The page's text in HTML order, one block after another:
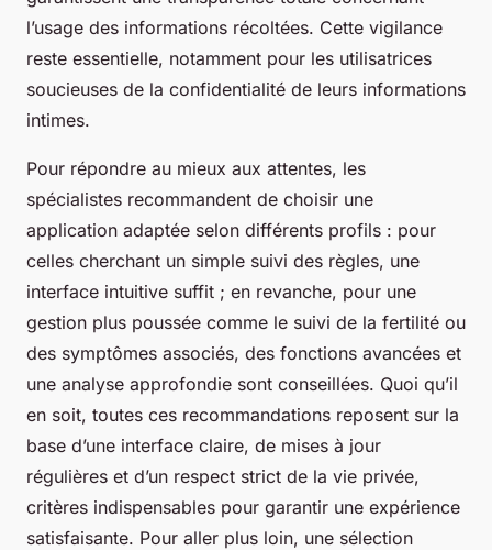
l’usage des informations récoltées. Cette vigilance
reste essentielle, notamment pour les utilisatrices
soucieuses de la confidentialité de leurs informations
intimes.
Pour répondre au mieux aux attentes, les
spécialistes recommandent de choisir une
application adaptée selon différents profils : pour
celles cherchant un simple suivi des règles, une
interface intuitive suffit ; en revanche, pour une
gestion plus poussée comme le suivi de la fertilité ou
des symptômes associés, des fonctions avancées et
une analyse approfondie sont conseillées. Quoi qu’il
en soit, toutes ces recommandations reposent sur la
base d’une interface claire, de mises à jour
régulières et d’un respect strict de la vie privée,
critères indispensables pour garantir une expérience
satisfaisante. Pour aller plus loin, une sélection